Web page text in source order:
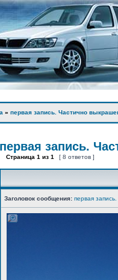
» первая запись. Частично
первая запись.
Страница 1 из 1 [ 8 ответов ]
Заголовок сообщения: первая